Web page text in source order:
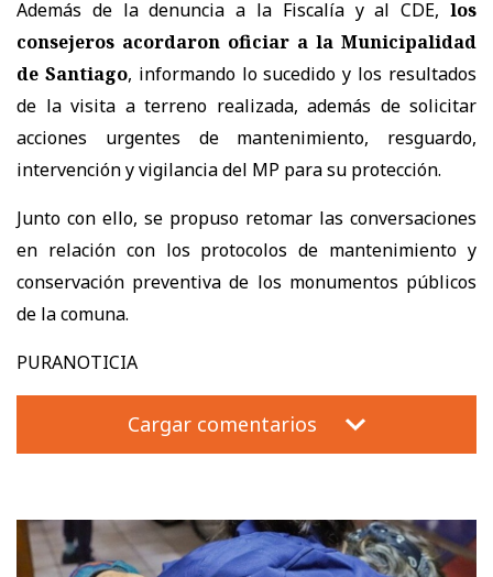
Además de la denuncia a la Fiscalía y al CDE, los
consejeros acordaron oficiar a la Municipalidad
de Santiago, informando lo sucedido y los resultados
de la visita a terreno realizada, además de solicitar
acciones urgentes de mantenimiento, resguardo,
intervención y vigilancia del MP para su protección.
Junto con ello, se propuso retomar las conversaciones
en relación con los protocolos de mantenimiento y
conservación preventiva de los monumentos públicos
de la comuna.
PURANOTICIA
Cargar comentarios